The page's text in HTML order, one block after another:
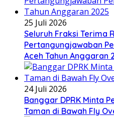
25 Juli 2026
Seluruh Fraksi Terima
Pertangungjawaban
Aceh Tahun Anggaran
24 Juli 2026
Banggar DPRK Minta
Taman di Bawah Fly